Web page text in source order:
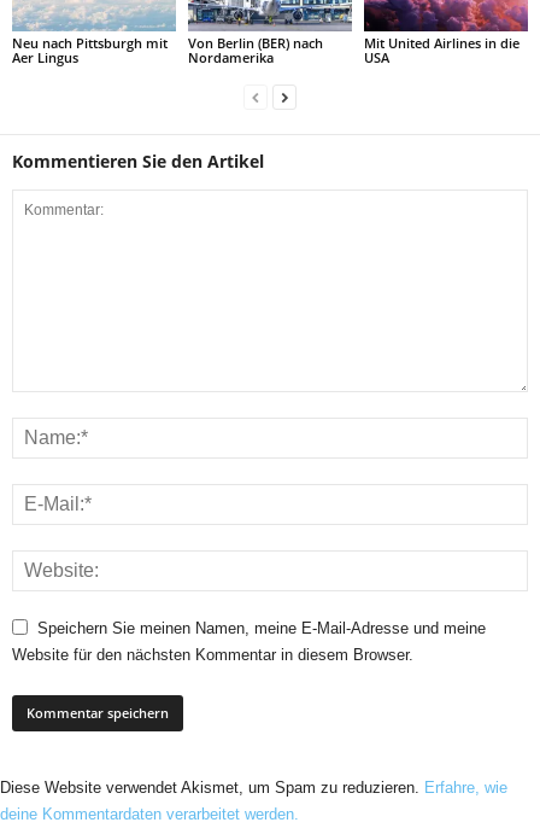
Neu nach Pittsburgh mit
Aer Lingus
Von Berlin (BER) nach
Nordamerika
Mit United Airlines in die
USA
Kommentieren Sie den Artikel
Speichern Sie meinen Namen, meine E-Mail-Adresse und meine
Website für den nächsten Kommentar in diesem Browser.
Diese Website verwendet Akismet, um Spam zu reduzieren. Erfahre, wie
deine Kommentardaten verarbeitet werden.